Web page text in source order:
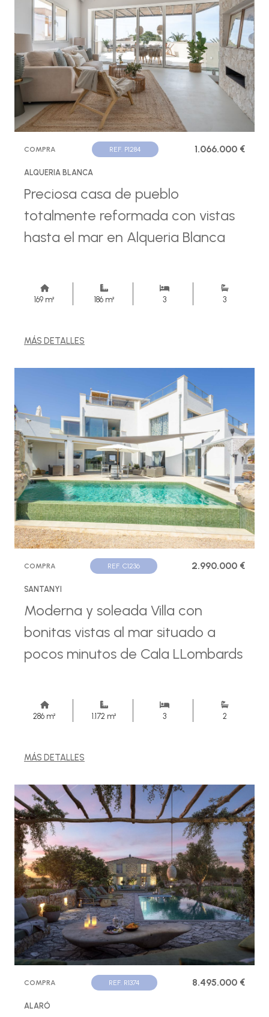
COMPRA REF. P1284 1.066.000 €
ALQUERIA BLANCA
Preciosa casa de pueblo
totalmente reformada con vistas
hasta el mar en Alqueria Blanca
169 m² 186 m² 3 3
MÁS DETALLES
COMPRA REF. C1236 2.990.000 €
SANTANYI
Moderna y soleada Villa con
bonitas vistas al mar situado a
pocos minutos de Cala LLombards
286 m² 1.172 m² 3 2
MÁS DETALLES
COMPRA REF. R1374 8.495.000 €
ALARÓ